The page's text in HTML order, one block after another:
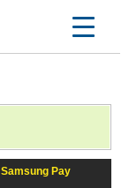
Samsung Pay